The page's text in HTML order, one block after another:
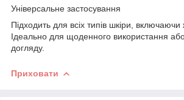
Універсальне застосування
Підходить для всіх типів шкіри, включаючи
Ідеально для щоденного використання
догляду.
Приховати